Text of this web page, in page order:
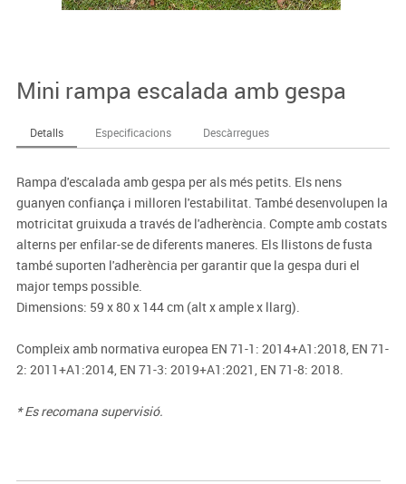
Mini rampa escalada amb gespa
Detalls Especificacions Descàrregues
Rampa d'escalada amb gespa per als més petits. Els nens
guanyen confiança i milloren l'estabilitat. També desenvolupen la
motricitat gruixuda a través de l'adherència. Compte amb costats
alterns per enfilar-se de diferents maneres. Els llistons de fusta
també suporten l'adherència per garantir que la gespa duri el
major temps possible.
Dimensions: 59 x 80 x 144 cm (alt x ample x llarg).
Compleix amb normativa europea EN 71-1: 2014+A1:2018, EN 71-
2: 2011+A1:2014, EN 71-3: 2019+A1:2021, EN 71-8: 2018.
* Es recomana supervisió.